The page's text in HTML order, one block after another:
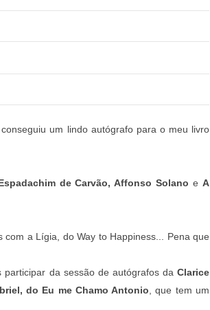
um lindo autógrafo para o meu livro
de Carvão, Affonso Solano eA
a Lígia, do Way to Happiness... Pena que
da sessão de autógrafos da Clarice
do Eu me Chamo Antonio , que tem um